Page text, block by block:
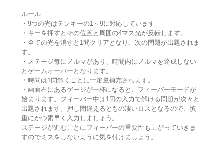
ルール
・9つの光はテンキーの1～9に対応しています
・キーを押すとその位置と周囲の4マス光が反転します。
・全ての光を消すと1問クリアとなり、次の問題が出題されま
す。
・ステージ毎にノルマがあり、時間内にノルマを達成しない
とゲームオーバーとなります。
・時間は1問解くごとに一定量補充されます。
・画面右にあるゲージが一杯になると、フィーバーモードが
始まります。フィーバー中は1回の入力で解ける問題が次々と
出題されます。押し間違えるともの凄いロスとなるので、慎
重にかつ素早く入力しましょう。
ステージが進むごとにフィーバーの重要性も上がっていきま
すのでミスをしないように気を付けましょう。